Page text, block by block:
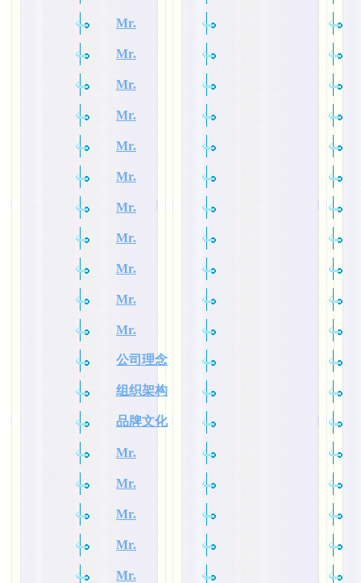
Mr.
Mr.
Mr.
Mr.
Mr.
Mr.
Mr.
Mr.
Mr.
Mr.
Mr.
公司理念
组织架构
品牌文化
Mr.
Mr.
Mr.
Mr.
Mr.